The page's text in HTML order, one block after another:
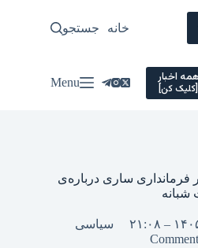
خانه سیاسی
جستجو
همه اخبار
[کلیک کن] Menu
فرمانداری ساری درباره‌ی
شبانه
سیاسی